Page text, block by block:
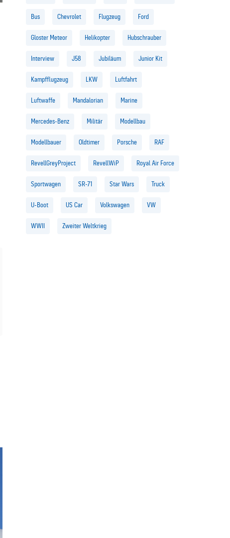
Bus Chevrolet Flugzeug Ford
Gloster Meteor Helikopter Hubschrauber
Interview J58 Jubiläum Junior Kit
Kampfflugzeug LKW Luftfahrt
Luftwaffe Mandalorian Marine
Mercedes-Benz Militär Modellbau
Modellbauer Oldtimer Porsche RAF
RevellGreyProject RevellWiP Royal Air Force
Sportwagen SR-71 Star Wars Truck
U-Boot US Car Volkswagen VW
WWII Zweiter Weltkrieg